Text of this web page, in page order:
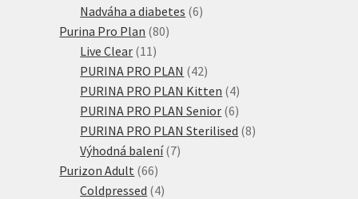
produktů
Nadváha a diabetes 66
Purina Pro Plan 8080
Live Clear 11 11
produktů
PURINA PRO PLAN 4242
produktů
PURINA PRO PLAN Kitten 44
produkty
PURINA PRO PLAN Senior 66
produktů
PURINA PRO PLAN Sterilised 88
Výhodná balení 77
Purizon Adult 6666
produktů
Coldpressed 44